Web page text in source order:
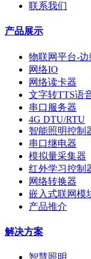
联系我们
产品展示
物联网平台-
网络IO
网络读卡器
文字转TTS语
串口服务器
4G DTU/RTU
智能照明控制
串口继电器
模拟量采集器
红外学习控制
网络转换器
嵌入式联网模
产品推介
解决方案